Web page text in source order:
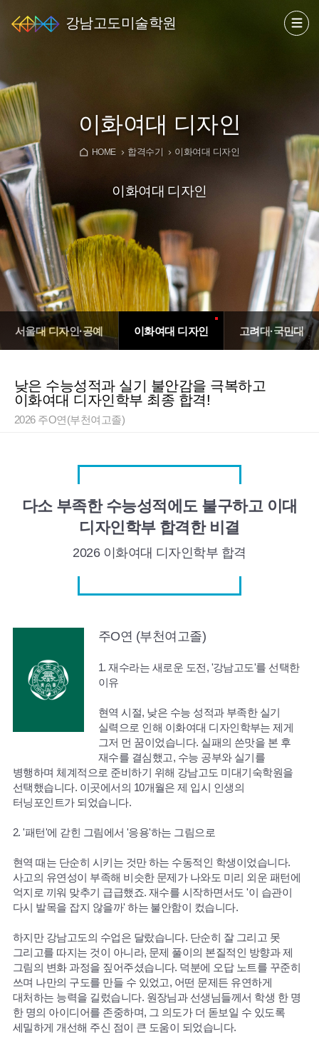
강남고도미술학원
이화여대 디자인
HOME 합격수기 이화여대 디자인
이화여대 디자인
서울대 디자인·공예 이화여대 디자인 고려대·국민대
낮은 수능성적과 실기 불안감을 극복하고
이화여대 디자인학부 최종 합격!
2026 주O연(부천여고졸)
다소 부족한 수능성적에도 불구하고 이대
디자인학부 합격한 비결
2026 이화여대 디자인학부 합격
주O연 (부천여고졸)
1. 재수라는 새로운 도전, '강남고도'를 선택한
이유
현역 시절, 낮은 수능 성적과 부족한 실기
실력으로 인해 이화여대 디자인학부는 제게
그저 먼 꿈이었습니다. 실패의 쓴맛을 본 후
재수를 결심했고, 수능 공부와 실기를
병행하며 체계적으로 준비하기 위해 강남고도 미대기숙학원을
선택했습니다. 이곳에서의 10개월은 제 입시 인생의
터닝포인트가 되었습니다.
2. '패턴'에 갇힌 그림에서 '응용'하는 그림으로
현역 때는 단순히 시키는 것만 하는 수동적인 학생이었습니다.
사고의 유연성이 부족해 비슷한 문제가 나와도 미리 외운 패턴에
억지로 끼워 맞추기 급급했죠. 재수를 시작하면서도 '이 습관이
다시 발목을 잡지 않을까' 하는 불안함이 컸습니다.
하지만 강남고도의 수업은 달랐습니다. 단순히 잘 그리고 못
그리고를 따지는 것이 아니라, 문제 풀이의 본질적인 방향과 제
그림의 변화 과정을 짚어주셨습니다. 덕분에 오답 노트를 꾸준히
쓰며 나만의 구도를 만들 수 있었고, 어떤 문제든 유연하게
대처하는 능력을 길렀습니다. 원장님과 선생님들께서 학생 한 명
한 명의 아이디어를 존중하며, 그 의도가 더 돋보일 수 있도록
세밀하게 개선해 주신 점이 큰 도움이 되었습니다.